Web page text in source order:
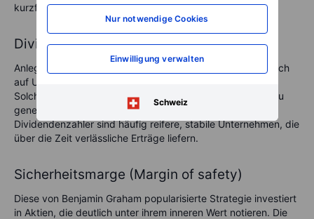
Nur notwendige Cookies
Einwilligung verwalten
Schweiz
kurzfristige Marktbewegungen.
Dividend‑Investing
Anleger, die Dividend‑Investing priorisieren, fokussieren sich
auf Unternehmen mit verlässlichen Dividendenzahlungen.
Solche Aktien sind attraktiv, um ein stetiges Einkommen zu
generieren — besonders in unsicheren Marktphasen.
Dividendenzahler sind häufig reifere, stabile Unternehmen, die
über die Zeit verlässliche Erträge liefern.
Sicherheitsmarge (Margin of safety)
Diese von Benjamin Graham popularisierte Strategie investiert
in Aktien, die deutlich unter ihrem inneren Wert notieren. Die